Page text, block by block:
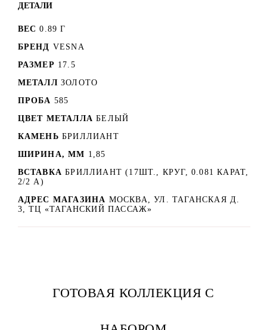
ДЕТАЛИ
ВЕС 0.89 Г
БРЕНД VESNA
РАЗМЕР 17.5
МЕТАЛЛ ЗОЛОТО
ПРОБА 585
ЦВЕТ МЕТАЛЛА БЕЛЫЙ
КАМЕНЬ БРИЛЛИАНТ
ШИРИНА, ММ 1,85
ВСТАВКА БРИЛЛИАНТ (17ШТ., КРУГ, 0.081 КАРАТ,
2/2 А)
АДРЕС МАГАЗИНА МОСКВА, УЛ. ТАГАНСКАЯ Д.
3, ТЦ «ТАГАНСКИЙ ПАССАЖ»
ГОТОВАЯ КОЛЛЕКЦИЯ С